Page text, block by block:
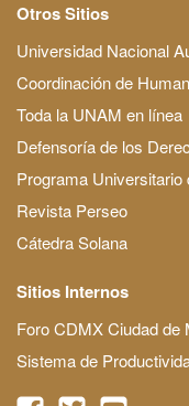
Otros Sitios
Universidad Nacional
Coordinación de
Toda la UNAM en línea
Defensoría de los
Programa
Revista Perseo
Cátedra Solana
Sitios Internos
Foro CDMX Ciudad de
Sistema de